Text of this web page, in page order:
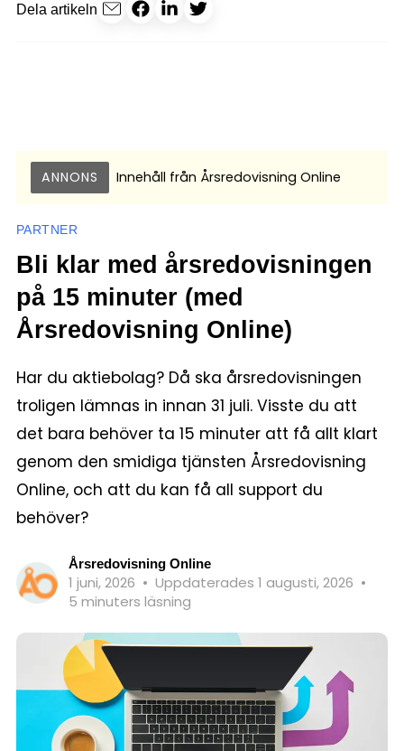
Dela artikeln
ANNONS Innehåll från Årsredovisning Online
PARTNER
Bli klar med årsredovisningen
på 15 minuter (med
Årsredovisning Online)
Har du aktiebolag? Då ska årsredovisningen
troligen lämnas in innan 31 juli. Visste du att
det bara behöver ta 15 minuter att få allt klart
genom den smidiga tjänsten Årsredovisning
Online, och att du kan få all support du
behöver?
Årsredovisning Online
1 juni, 2026 • Uppdaterades 1 augusti, 2026 •
5 minuters läsning